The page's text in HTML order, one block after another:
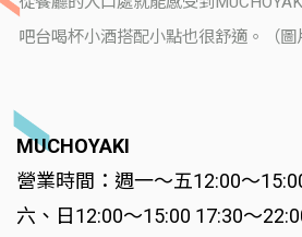
吧台喝杯小酒搭配小點也很舒適。（圖
MUCHOYAKI
營業時間：週一～五12:00～
六、日12:00～15:00 17:30～